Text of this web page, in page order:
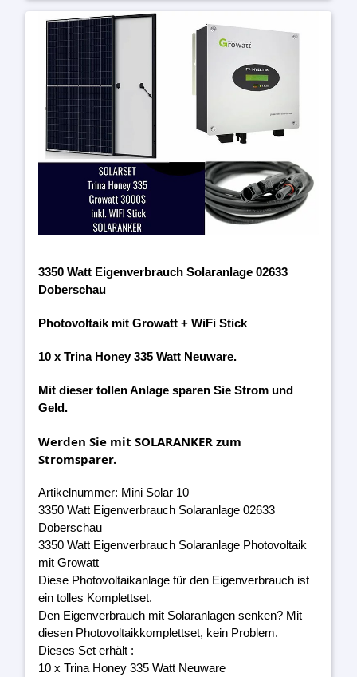
3350 Watt Eigenverbrauch Solaranlage 02633
Doberschau
Photovoltaik mit Growatt + WiFi Stick
10 x Trina Honey 335 Watt Neuware.
Mit dieser tollen Anlage sparen Sie Strom und
Geld.
Werden Sie mit SOLARANKER zum
Stromsparer.
Artikelnummer: Mini Solar 10
3350 Watt Eigenverbrauch Solaranlage 02633
Doberschau
3350 Watt Eigenverbrauch Solaranlage Photovoltaik
mit Growatt
Diese Photovoltaikanlage für den Eigenverbrauch ist
ein tolles Komplettset.
Den Eigenverbrauch mit Solaranlagen senken? Mit
diesen Photovoltaikkomplettset, kein Problem.
Dieses Set erhält :
10 x Trina Honey 335 Watt Neuware